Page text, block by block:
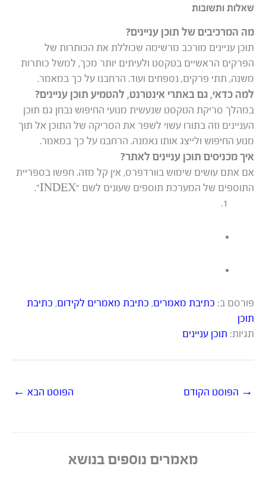
שאלות ותשובות
מה המרכיבים של תוכן עניינים?
תוכן עניינים מורכב מרשימה שכוללת את הכותרות של
הפרקים הראשיים בטקסט ולעיתים יותר מכך, למשל כותרות
משנה, תתי פרקים, נספחים ועוד. הרחבנו על כך במאמר.
למה כדאי, גם באתרי אינטרנט, להטמיע תוכן עניינים?
במהלך סריקת הטקסט שנעשית מנועי החיפוש נבחן גם תוכן
העניינים וזה בתורו עשוי לשפר את הסריקה של התוכן אל תוך
מנוע החיפוש ולייצג אותו נאמנה. הרחבנו על כך במאמר.
איך מכניסים תוכן עניינים לאתר?
אם אתם עושים שימוש בוורדפרס, אין קל מזה. חפשו בספריית
התוספים של המערכת תוספים שעונים לשם “INDEX”.
פורסם ב: כתיבת מאמרים, כתיבת מאמרים לקידום, כתיבת
תוכן
תגיות: תוכן עניינים
→ הפוסט הקודם הפוסט הבא ←
מאמרים נוספים בנושא